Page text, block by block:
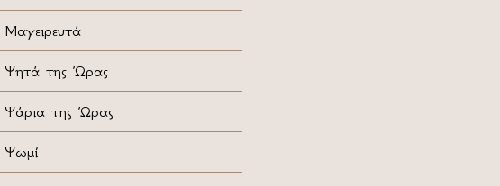
Μαγειρευτά
Ψητά της Ώρας
Ψάρια της Ώρας
Ψωμί